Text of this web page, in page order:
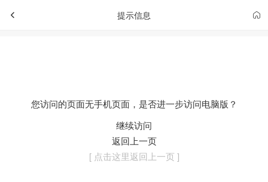
提示信息
您访问的页面无手机页面，是否进一步访问电脑版？
继续访问
返回上一页
[ 点击这里返回上一页 ]